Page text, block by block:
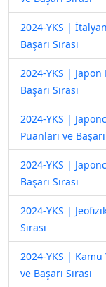
2024-YKS |
Başarı Sırası
2024-YKS | Japon
Başarı Sırası
2024-YKS |
Puanları ve Başarı
2024-YKS |
Başarı Sırası
2024-YKS |
Sırası
2024-YKS | Kamu
ve Başarı Sırası